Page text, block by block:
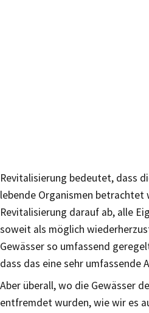
Revitalisierung bedeutet, dass
lebende Organismen
Revitalisierung darauf ab, alle
soweit als möglich
Gewässer so umfassend
dass das eine sehr umfassende
Aber überall, wo die Gewässer
entfremdet wurden, wie wir es